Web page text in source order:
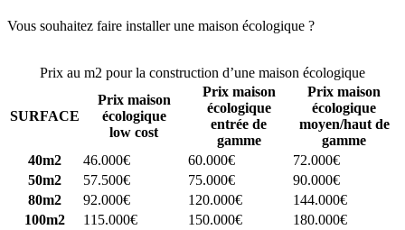
Vous souhaitez faire installer une maison écologique ?
Prix au m2 pour la construction d’une maison écologique
SURFACE
Prix maison
écologique
low cost
Prix maison
écologique
entrée de
gamme
Prix maison
écologique
moyen/haut de
gamme
40m2
46.000€ 60.000€
72.000€
50m2
57.500€ 75.000€
90.000€
80m2
92.000€ 120.000€
144.000€
100m2
115.000€ 150.000€
180.000€